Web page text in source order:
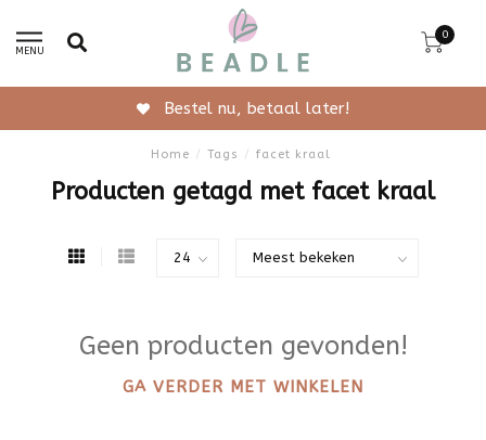
MENU
0
Bestel nu, betaal later!
Home / Tags / facet kraal
Producten getagd met facet kraal
Geen producten gevonden!
GA VERDER MET WINKELEN